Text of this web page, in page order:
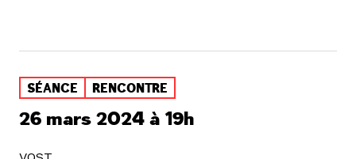
SÉANCE RENCONTRE
26 mars 2024 à 19h